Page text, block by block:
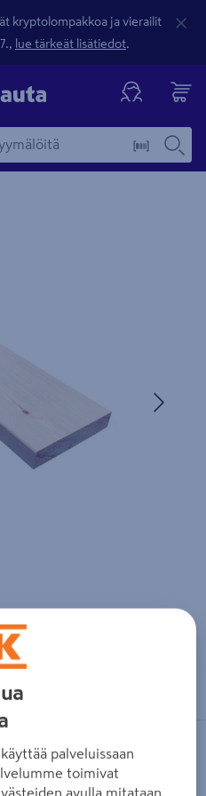
kryptolompakkoa ja vierailit
lue tärkeät lisätiedot.
Tuotteen kuvaus -
kosketusnäytöllä
palveluissaan
toimivat
avulla mitataan